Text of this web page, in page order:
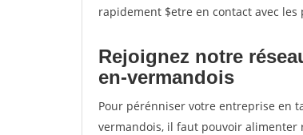
rapidement $etre en contact avec
Rejoignez notre
en-vermandois
Pour pérénniser votre entreprise en
vermandois, il faut pouvoir